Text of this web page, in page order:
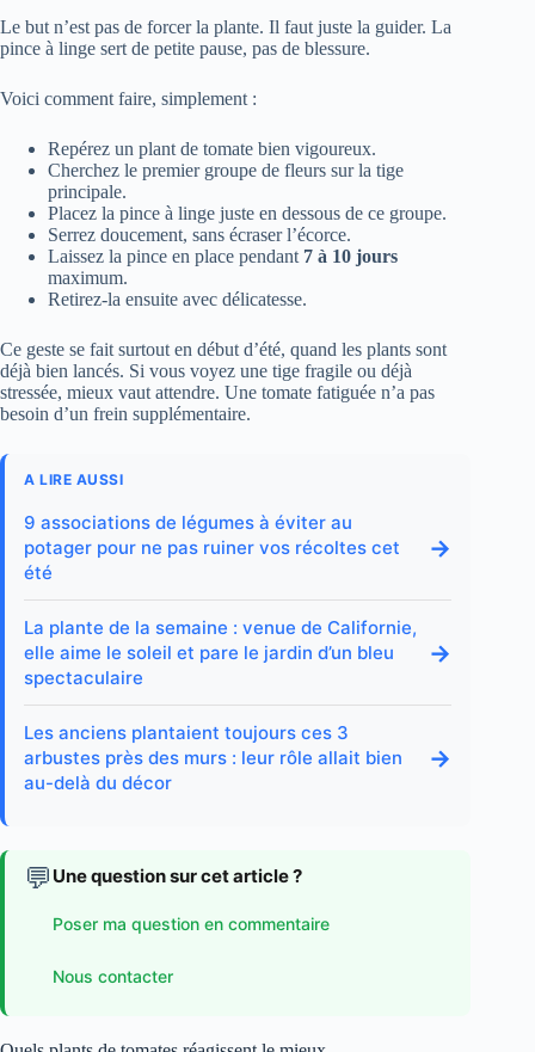
Le but n’est pas de forcer la plante. Il faut juste la guider. La
pince à linge sert de petite pause, pas de blessure.
Voici comment faire, simplement :
Repérez un plant de tomate bien vigoureux.
Cherchez le premier groupe de fleurs sur la tige
principale.
Placez la pince à linge juste en dessous de ce groupe.
Serrez doucement, sans écraser l’écorce.
Laissez la pince en place pendant 7 à 10 jours
maximum.
Retirez-la ensuite avec délicatesse.
Ce geste se fait surtout en début d’été, quand les plants sont
déjà bien lancés. Si vous voyez une tige fragile ou déjà
stressée, mieux vaut attendre. Une tomate fatiguée n’a pas
besoin d’un frein supplémentaire.
A LIRE AUSSI
9 associations de légumes à éviter au
potager pour ne pas ruiner vos récoltes cet
été
→
La plante de la semaine : venue de Californie,
elle aime le soleil et pare le jardin d’un bleu
spectaculaire
→
Les anciens plantaient toujours ces 3
arbustes près des murs : leur rôle allait bien
au-delà du décor
→
💬 Une question sur cet article ?
Poser ma question en commentaire
Nous contacter